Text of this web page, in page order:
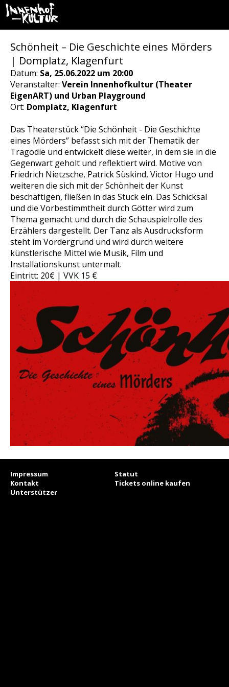
Schönheit – Die Geschichte eines Mörders
| Domplatz, Klagenfurt
Datum: Sa, 25.06.2022 um 20:00
Veranstalter: Verein Innenhofkultur (Theater
EigenART) und Urban Playground
Ort: Domplatz, Klagenfurt
Das Theaterstück “Die Schönheit - Die Geschichte
eines Mörders” befasst sich mit der Thematik der
Tragödie und entwickelt diese weiter, in dem sie in die
Gegenwart geholt und reflektiert wird. Motive von
Friedrich Nietzsche, Patrick Süskind, Victor Hugo und
weiteren die sich mit der Schönheit der Kunst
beschäftigen, fließen in das Stück ein. Das Schicksal
und die Vorbestimmtheit durch Götter wird zum
Thema gemacht und durch die Schauspielrolle des
Erzählers dargestellt. Der Tanz als Ausdrucksform
steht im Vordergrund und wird durch weitere
künstlerische Mittel wie Musik, Film und
Installationskunst untermalt.
Eintritt: 20€ | VVK 15 €
Impressum
Statut
Kontakt
Tickets online kaufen
Unterstützer